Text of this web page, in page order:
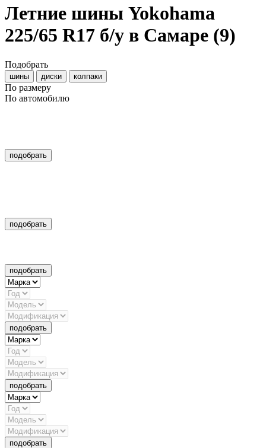
Летние шины Yokohama
225/65 R17 б/у в Самаре (9)
Подобрать
шины диски колпаки
По размеру
По автомобилю
подобрать
подобрать
подобрать
подобрать
подобрать
подобрать